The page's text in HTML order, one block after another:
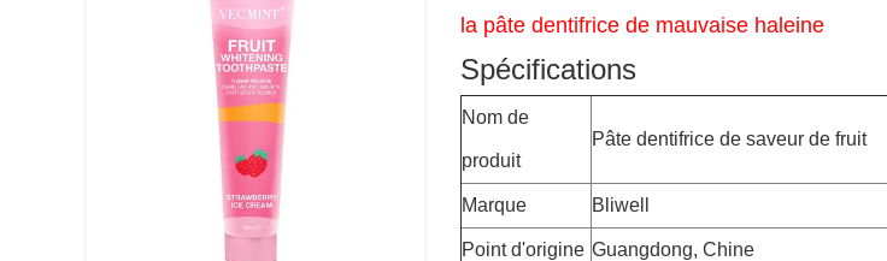
la pâte dentifrice de mauvaise haleine
Spécifications
Nom de
produit
Pâte dentifrice de saveur de fruit
Marque Bliwell
Point d'origine Guangdong, Chine